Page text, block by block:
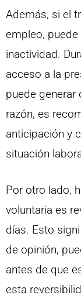
Además, si el
empleo,
inactividad.
acceso a la
puede
razón, es
anticipación y
situación
Por otro lado,
voluntaria es
días. Esto
de opinión,
antes de que
esta